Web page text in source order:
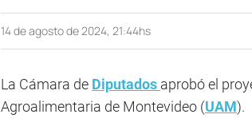
14 de agosto de 2024, 21:44hs
La Cámara de Diputados aprobó el
Agroalimentaria de Montevideo (UAM).